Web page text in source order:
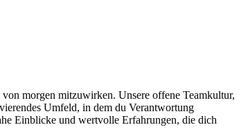
morgen mitzuwirken. Unsere offene Teamkultur,
Umfeld, in dem du Verantwortung
Einblicke und wertvolle Erfahrungen, die dich